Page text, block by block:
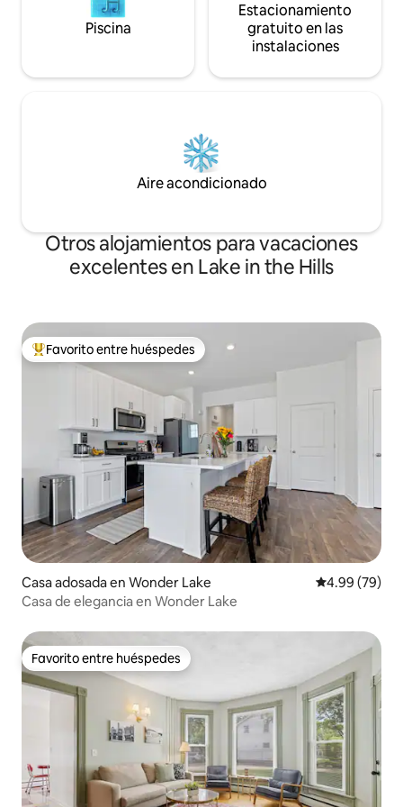
Piscina
Estacionamiento
gratuito en las
instalaciones
Aire acondicionado
Otros alojamientos para vacaciones
excelentes en Lake in the Hills
Favorito entre huéspedes preferido
Favorito entre huéspedes
Casa adosada en Wonder Lake Calificación
4.99 (79)
Casa de elegancia en Wonder Lake
Favorito entre huéspedes
Favorito entre huéspedes